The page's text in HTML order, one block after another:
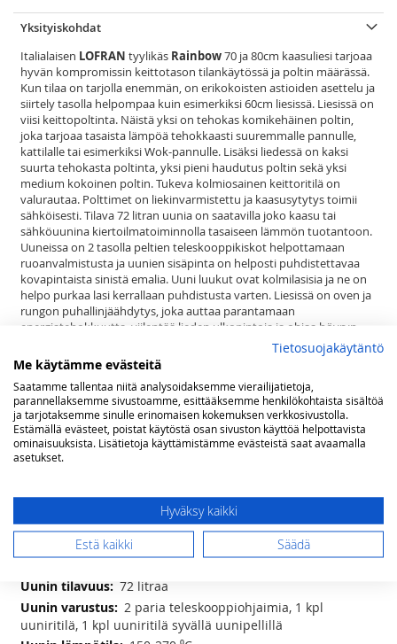
Yksityiskohdat
Italialaisen LOFRAN tyylikäs Rainbow70 ja 80cm kaasuliesi tarjoaa
hyvän kompromissin keittotason tilankäytössä ja poltin määrässä.
Kun tilaa on tarjolla enemmän, on erikokoisten astioiden asettelu ja
siirtely tasolla helpompaa kuin esimerkiksi 60cm liesissä. Liesissä on
viisi keittopoltinta. Näistä yksi on tehokas komikehäinen poltin,
joka tarjoaa tasaista lämpöä tehokkaasti suuremmalle pannulle,
kattilalle tai esimerkiksi Wok-pannulle. Lisäksi liedessä on kaksi
suurta tehokasta poltinta, yksi pieni haudutus poltin sekä yksi
medium kokoinen poltin. Tukeva kolmiosainen keittoritilä on
valurautaa. Polttimet on liekinvarmistettu ja kaasusytytys toimii
sähköisesti. Tilava 72 litran uunia on saatavilla joko kaasu tai
sähköuunina kiertoilmatoiminnolla tasaiseen lämmön tuotantoon.
Uuneissa on 2 tasolla peltien teleskooppikiskot helpottamaan
ruoanvalmistusta ja uunien sisäpinta on helposti puhdistettavaa
kovapintaista sinistä emalia. Uuni luukut ovat kolmilasisia ja ne on
helpo purkaa lasi kerrallaan puhdistusta varten. Liesissä on oven ja
rungon puhallinjäähdytys, joka auttaa parantamaan
energiatehokkuutta, viilentää lieden ulkopintoja ja ohjaa höyryn
suuntaa luukkua avattaessa. Rainbow liesiä on saatavilla 60 cm, 70
cm, 80cm ja 90 cm kokoisina ruostumattomasta teräksestä,
mattamustana, norsunluunvalkoisena, helmenvalkoisena ja
viininpunaisena Saatavana neste- tai maakaasulle säädettynä.
Lisätietoja
Lisätietoja(lxsxk) 70 x 60 x 85(-90) cm
WOK poltin 3,7 kW
5 kpl alumiinirungoilla
3-osainen, valurautaa
72 litraa
2 paria teleskooppiohjaimia, 1 kpl
uuniritilä, 1 kpl uuniritilä syvällä uunipellillä
Tietosuojakäytäntö
Me käytämme evästeitä
Saatamme tallentaa niitä analysoidaksemme vierailijatietoja,
parannellaksemme sivustoamme, esittääksemme henkilökohtaista sisältöä
ja tarjotaksemme sinulle erinomaisen kokemuksen verkkosivustolla.
Estämällä evästeet, poistat käytöstä osan sivuston käyttöä helpottavista
ominaisuuksista. Lisätietoja käyttämistämme evästeistä saat avaamalla
asetukset.
Hyväksy kaikki
Estä kaikki Säädä